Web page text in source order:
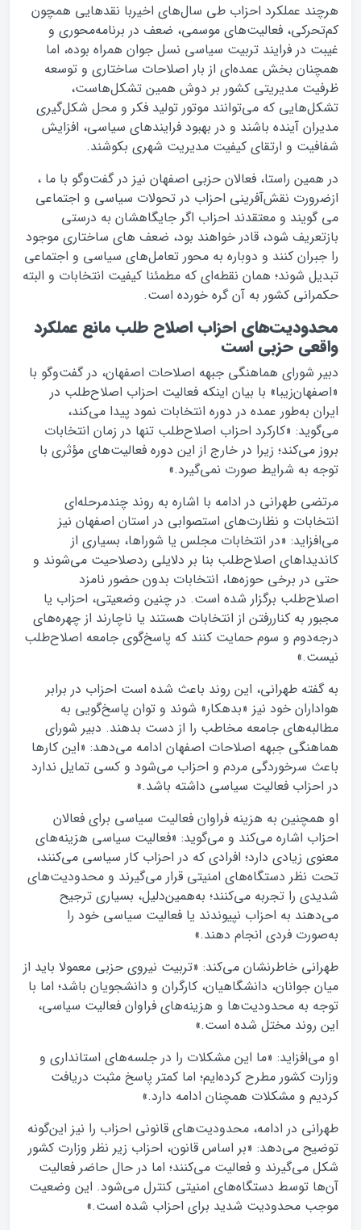
هرچند عملکرد احزاب طی سال‌های اخیربا نقدهایی همچون
کم‌تحرکی، فعالیت‌های موسمی، ضعف در برنامه‌محوری و
غیبت در فرایند تربیت سیاسی نسل جوان همراه بوده، اما
همچنان بخش عمده‌ای از بار اصلاحات ساختاری و توسعه
ظرفیت مدیریتی کشور بر دوش همین تشکل‌هاست،
تشکل‌هایی که می‌توانند موتور تولید فکر و محل شکل‌گیری
مدیران آینده باشند و در بهبود فرایندهای سیاسی، افزایش
شفافیت و ارتقای کیفیت مدیریت شهری بکوشند.
در همین راستا، فعالان حزبی اصفهان نیز در گفت‌وگو با ما ،
ازضرورت نقش‌آفرینی احزاب در تحولات سیاسی و اجتماعی
می گویند و معتقدند احزاب اگر جایگاهشان به درستی
بازتعریف شود، قادر خواهند بود، ضعف های ساختاری موجود
را جبران کنند و دوباره به محور تعامل‌های سیاسی و اجتماعی
تبدیل شوند؛ همان نقطه‌ای که مطمئنا کیفیت انتخابات و البته
حکمرانی کشور به آن گره خورده است.
محدودیت‌های احزاب اصلاح طلب مانع عملکرد
واقعی حزبی است
دبیر شورای هماهنگی جبهه اصلاحات اصفهان، در گفت‌وگو با
«اصفهان‌زیبا» با بیان اینکه فعالیت احزاب اصلاح‌طلب در
ایران به‌طور عمده در دوره انتخابات نمود پیدا می‌کند،
می‌گوید: «کارکرد احزاب اصلاح‌طلب تنها در زمان انتخابات
بروز می‌کند؛ زیرا در خارج از این دوره فعالیت‌های مؤثری با
توجه به شرایط صورت نمی‌گیرد.»
مرتضی طهرانی در ادامه با اشاره به روند چندمرحله‌ای
انتخابات و نظارت‌های استصوابی در استان اصفهان نیز
می‌افزاید: «در انتخابات مجلس یا شوراها، بسیاری از
کاندیداهای اصلاح‌طلب بنا بر دلایلی ردصلاحیت می‌شوند و
حتی در برخی حوزه‌ها، انتخابات بدون حضور نامزد
اصلاح‌طلب برگزار شده است. در چنین وضعیتی، احزاب یا
مجبور به کناررفتن از انتخابات هستند یا ناچارند از چهره‌های
درجه‌دوم و سوم حمایت کنند که پاسخ‌گوی جامعه اصلاح‌طلب
نیست.»
به گفته طهرانی، این روند باعث شده است احزاب در برابر
هواداران خود نیز «بدهکار» شوند و توان پاسخ‌گویی به
مطالبه‌های جامعه مخاطب را از دست بدهند. دبیر شورای
هماهنگی جبهه اصلاحات اصفهان ادامه می‌دهد: «این کارها
باعث سرخوردگی مردم و احزاب می‌شود و کسی تمایل ندارد
در احزاب فعالیت سیاسی داشته باشد.»
او همچنین به هزینه فراوان فعالیت سیاسی برای فعالان
احزاب اشاره می‌کند و می‌گوید: «فعالیت سیاسی هزینه‌های
معنوی زیادی دارد؛ افرادی که در احزاب کار سیاسی می‌کنند،
تحت نظر دستگاه‌های امنیتی قرار می‌گیرند و محدودیت‌های
شدیدی را تجربه می‌کنند؛ به‌همین‌دلیل، بسیاری ترجیح
می‌دهند به احزاب نپیوندند یا فعالیت سیاسی خود را
به‌صورت فردی انجام دهند.»
طهرانی خاطر‌نشان می‌کند: «تربیت نیروی حزبی معمولا باید از
میان جوانان، دانشگاهیان، کارگران و دانشجویان باشد؛ اما با
توجه به محدودیت‌ها و هزینه‌های فراوان فعالیت سیاسی،
این روند مختل شده است.»
او می‌افزاید: «ما این مشکلات را در جلسه‌های استانداری و
وزارت کشور مطرح کرده‌ایم؛ اما کمتر پاسخ مثبت دریافت
کردیم و مشکلات همچنان ادامه دارد.»
طهرانی در ادامه، محدودیت‌های قانونی احزاب را نیز این‌گونه
توضیح می‌دهد: «بر اساس قانون، احزاب زیر نظر وزارت کشور
شکل می‌گیرند و فعالیت می‌کنند؛ اما در حال حاضر فعالیت
آن‌ها توسط دستگاه‌های امنیتی کنترل می‌شود. این وضعیت
موجب محدودیت شدید برای احزاب شده است.»